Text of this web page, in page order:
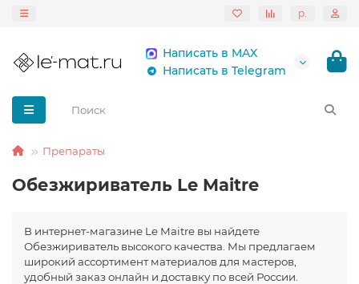
р.
Написать в MAX
Написать в Telegram
Препараты
Обезжириватель Le Maitre
В интернет-магазине Le Maitre вы найдете
Обезжириватель высокого качества. Мы предлагаем
широкий ассортимент материалов для мастеров,
удобный заказ онлайн и доставку по всей России.